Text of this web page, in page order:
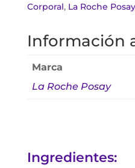
Corporal, La Roche Posay
Información
Marca
La Roche Posay
Ingredientes: